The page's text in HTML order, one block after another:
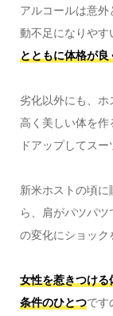
アルコールは意
動不足になりやす
とともに体格が
劣化以外にも、
高く美しい体を
ドアップしてス
新米ホストの頃
ら、肩がパツパ
の変化にショック
女性を惹きつけ
条件のひとつです